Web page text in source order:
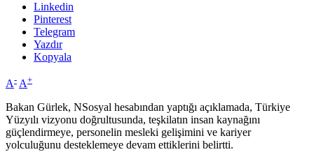
Linkedin
Pinterest
Telegram
Yazdır
Kopyala
A- A+
Bakan Gürlek, NSosyal hesabından yaptığı açıklamada, Türkiye
Yüzyılı vizyonu doğrultusunda, teşkilatın insan kaynağını
güçlendirmeye, personelin mesleki gelişimini ve kariyer
yolculuğunu desteklemeye devam ettiklerini belirtti.